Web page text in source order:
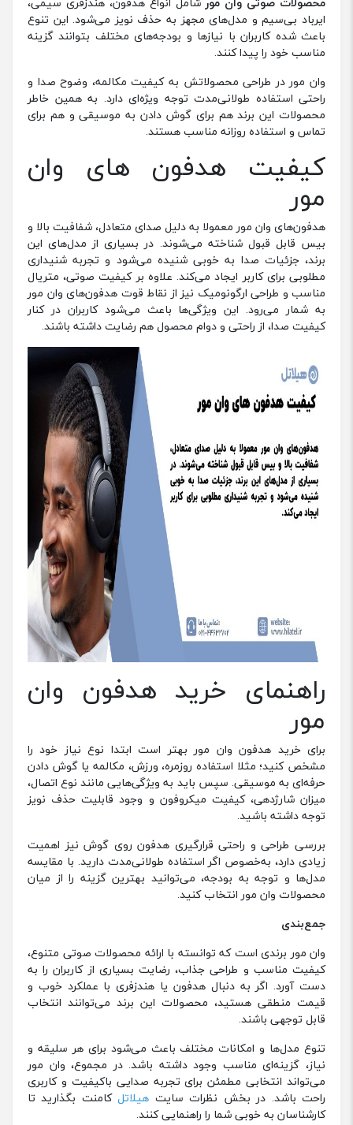
ایرباد بی‌سیم و مدل‌های مجهز به حذف نویز می‌شود. این تنوع
باعث شده کاربران با نیازها و بودجه‌های مختلف بتوانند گزینه
مناسب خود را پیدا کنند.
وان مور در طراحی محصولاتش به کیفیت مکالمه، وضوح صدا و
راحتی استفاده طولانی‌مدت توجه ویژه‌ای دارد. به همین خاطر
محصولات این برند هم برای گوش دادن به موسیقی و هم برای
تماس و استفاده روزانه مناسب هستند.
کیفیت هدفون های وان
مور
هدفون‌های وان مور معمولا به دلیل صدای متعادل، شفافیت بالا و
بیس قابل قبول شناخته می‌شوند. در بسیاری از مدل‌های این
برند، جزئیات صدا به خوبی شنیده می‌شود و تجربه شنیداری
مطلوبی برای کاربر ایجاد می‌کند. علاوه بر کیفیت صوتی، متریال
مناسب و طراحی ارگونومیک نیز از نقاط قوت هدفون‌های وان مور
به شمار می‌رود. این ویژگی‌ها باعث می‌شود کاربران در کنار
کیفیت صدا، از راحتی و دوام محصول هم رضایت داشته باشند.
راهنمای خرید هدفون وان
مور
برای خرید هدفون وان مور بهتر است ابتدا نوع نیاز خود را
مشخص کنید؛ مثلا استفاده روزمره، ورزش، مکالمه یا گوش دادن
حرفه‌ای به موسیقی. سپس باید به ویژگی‌هایی مانند نوع اتصال،
میزان شارژدهی، کیفیت میکروفون و وجود قابلیت حذف نویز
توجه داشته باشید.
بررسی طراحی و راحتی قرارگیری هدفون روی گوش نیز اهمیت
زیادی دارد، به‌خصوص اگر استفاده طولانی‌مدت دارید. با مقایسه
مدل‌ها و توجه به بودجه، می‌توانید بهترین گزینه را از میان
محصولات وان مور انتخاب کنید.
جمع‌بندی
وان مور برندی است که توانسته با ارائه محصولات صوتی متنوع،
کیفیت مناسب و طراحی جذاب، رضایت بسیاری از کاربران را به
دست آورد. اگر به دنبال هدفون یا هندزفری با عملکرد خوب و
قیمت منطقی هستید، محصولات این برند می‌توانند انتخاب
قابل توجهی باشند.
تنوع مدل‌ها و امکانات مختلف باعث می‌شود برای هر سلیقه و
نیاز، گزینه‌ای مناسب وجود داشته باشد. در مجموع، وان مور
می‌تواند انتخابی مطمئن برای تجربه صدایی باکیفیت و کاربری
راحت باشد. در بخش نظرات سایت هیلاتلکامنت بگذارید تا
کارشناسان به خوبی شما را راهنمایی کنند.